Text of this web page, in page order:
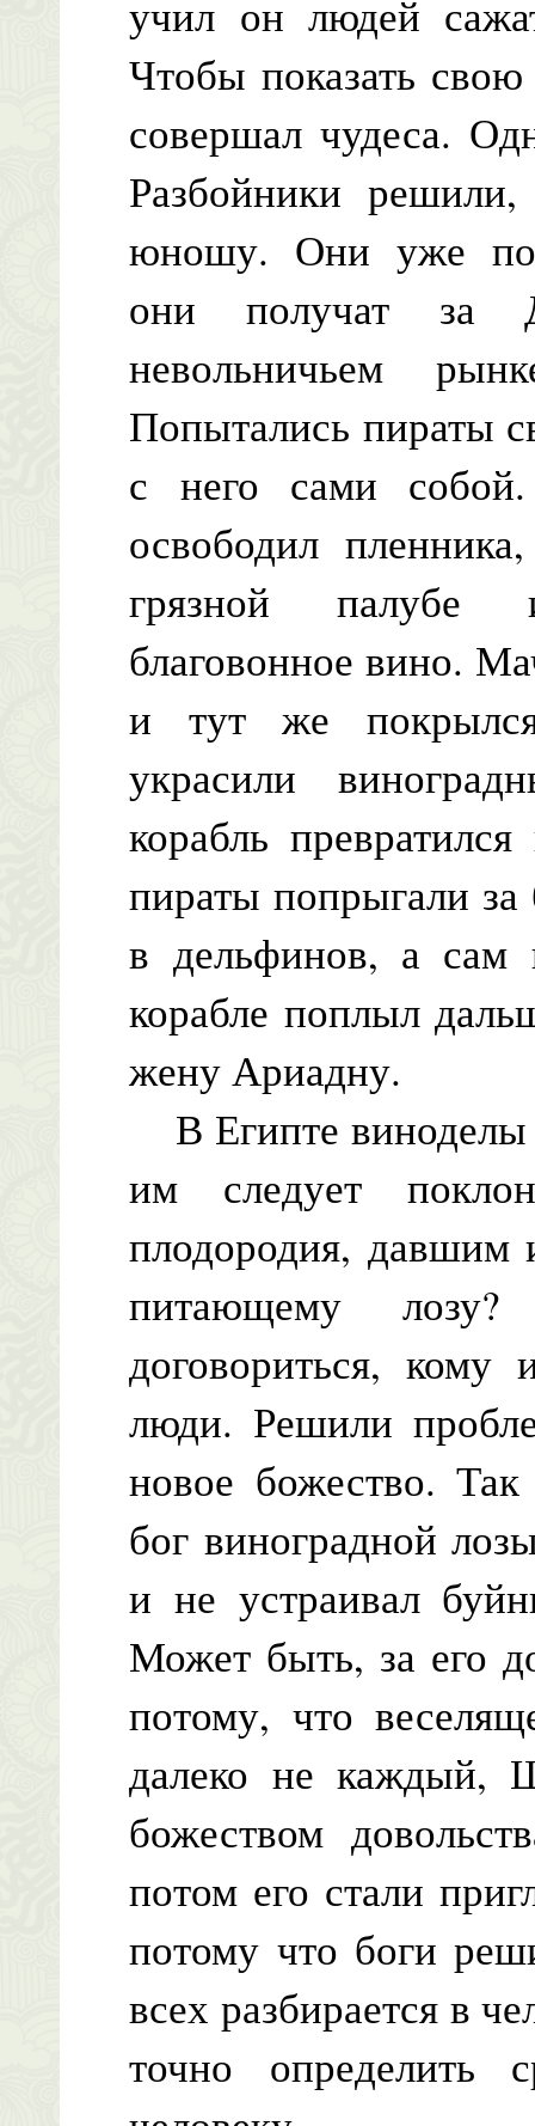
учил он людей
Чтобы показать
совершал чудеса.
Разбойники
юношу. Они уже
они получат за
невольничьем
Попытались пираты
с него сами
освободил
грязной палубе
благовонное вино.
и тут же
украсили
корабль
пираты попрыгали
в дельфинов, а сам
корабле поплыл
жену Ариадну.
В Египте виноделы
им следует
плодородия, давшим
питающему
договориться,
люди. Решили
новое божество.
бог виноградной
и не устраивал
Может быть, за его
потому, что
далеко не каждый,
божеством
потом его стали
потому что боги
всех разбирается в
точно определить